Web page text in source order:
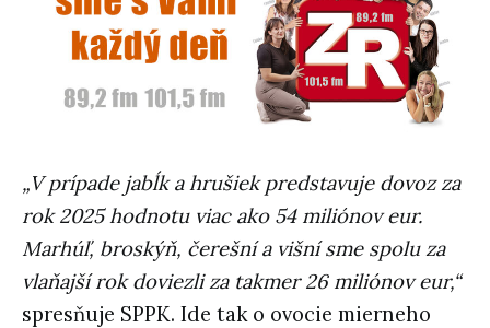
„V prípade jabĺk a hrušiek predstavuje dovoz za
rok 2025 hodnotu viac ako 54 miliónov eur.
Marhúľ, broskýň, čerešní a višní sme spolu za
vlaňajší rok doviezli za takmer 26 miliónov eur,“
spresňuje SPPK. Ide tak o ovocie mierneho